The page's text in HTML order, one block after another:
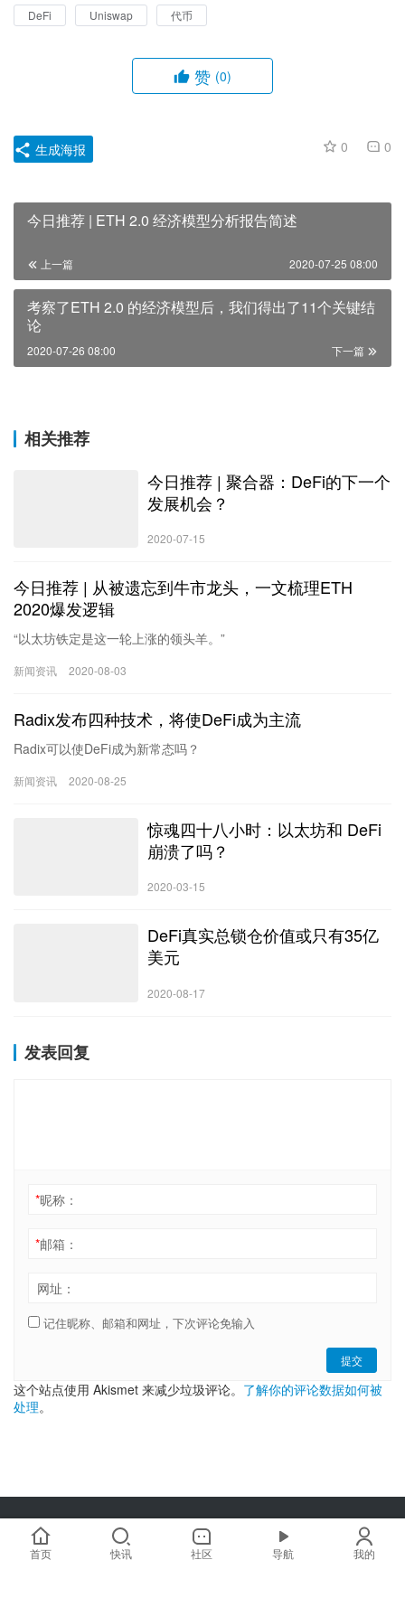
DeFi Uniswap 代币
赞 (0)
0 0
生成海报
今日推荐 | ETH 2.0 经济模型分析报告简述
上一篇 2020-07-25 08:00
考察了ETH 2.0 的经济模型后，我们得出了11个关键结
论
下一篇
2020-07-26 08:00
相关推荐
今日推荐 | 聚合器：DeFi的下一个
发展机会？
2020-07-15
今日推荐 | 从被遗忘到牛市龙头，一文梳理ETH
2020爆发逻辑
“以太坊铁定是这一轮上涨的领头羊。”
新闻资讯 2020-08-03
Radix发布四种技术，将使DeFi成为主流
Radix可以使DeFi成为新常态吗？
新闻资讯 2020-08-25
惊魂四十八小时：以太坊和 DeFi
崩溃了吗？
2020-03-15
DeFi真实总锁仓价值或只有35亿
美元
2020-08-17
发表回复
*昵称：
*邮箱：
网址：
记住昵称、邮箱和网址，下次评论免输入
提交
这个站点使用 Akismet 来减少垃圾评论。 了解你的评论数据如何被
处理。
Copyright © 2019-2025 链嗅网 chainxiu.com 版权所有 | 商务合作:
hi@chainxiu.com
首页
快讯 社区 导航 我的